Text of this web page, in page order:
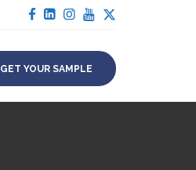
GET YOUR SAMPLE